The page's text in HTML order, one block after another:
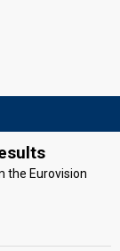
the Eurovision